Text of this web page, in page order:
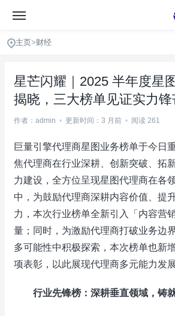
主页>财经
星芒闪耀｜2025 半年度星
揭晓，三大榜单见证实力锋
作者：admin • 更新时间：3 月前 • 阅读 261
巨量引擎代理商星图业务榜单于今日
焦代理商在行业深耕、创新突破、拓
力建设，全方位呈现星图代理商在各
中，为鼓励代理商深耕内容价值、提
力，本次行业榜单全新引入「内容营
量；同时，为激励代理商打破业务边
多可能性中积极探索，本次榜单也新
项表彰，以此展现代理商多元能力发展
行业先锋榜：深耕垂直领域，铸